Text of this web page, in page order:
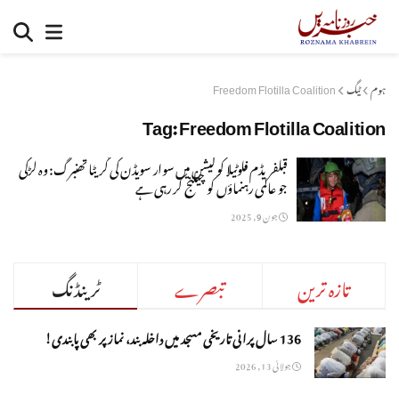
ہوم ٹیگ Freedom Flotilla Coalition
Tag:Freedom Flotilla Coalition
قبلفریڈم فلوٹیلا کولیشن میں سوار سویڈن کی گریٹا تھنبرگ: وہ لڑکی
جو عالمی رہنماؤں کو چیلنج کر رہی ہے
جون 9, 2025
ٹرینڈنگ تبصرے تازہ ترین
136 سال پرانی تاریخی مسجد میں داخلہ بند، نماز پر بھی پابندی!
جولائی 13, 2026